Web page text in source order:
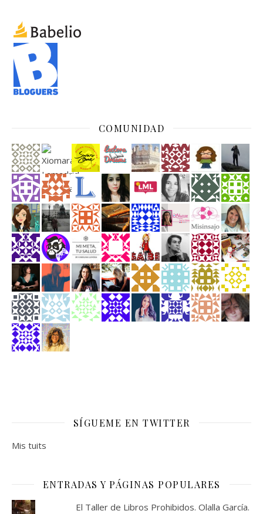
COMUNIDAD
SÍGUEME EN TWITTER
Mis tuits
ENTRADAS Y PÁGINAS POPULARES
El Taller de Libros Prohibidos. Olalla García.